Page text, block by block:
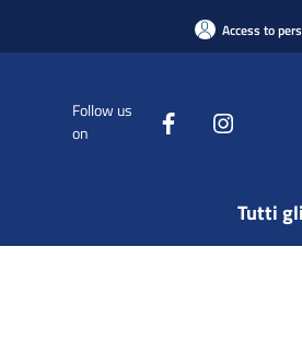
Access to
Follow us
on
Tutti